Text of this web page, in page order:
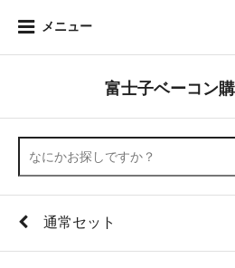
メニュー
富士子ベーコン
通常セット